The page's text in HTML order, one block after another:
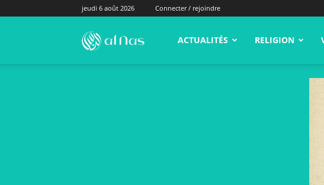
jeudi 6 août 2026 Connecter / rejoindre
alNas.fr ACTUALITÉS RELIGION